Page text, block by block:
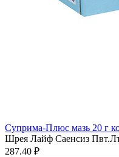
Суприма-Плюс мазь 20 г
Шрея Лайф Саенсиз
287.40 ₽